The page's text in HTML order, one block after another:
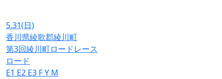
5.31(日)
香川県綾歌郡綾川町
第3回綾川町ロードレース
ロード
E1 E2 E3 FY M